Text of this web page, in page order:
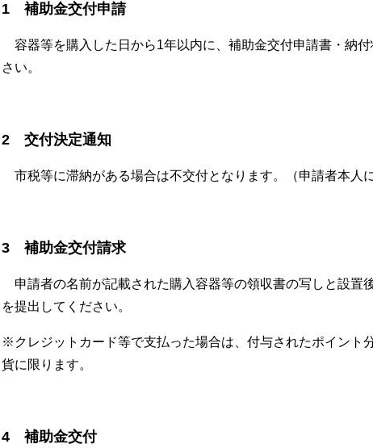
1 補助金交付申請
容器等を購入した日から1年以内に、補助金交付申請書・納
さい。
2 交付決定通知
市税等に滞納がある場合は不交付となります。（申請者本人に
3 補助金交付請求
申請者の名前が記載された購入容器等の領収書の写しと設置
を提出してください。
※クレジットカード等で支払った場合は、付与されたポイント
貨に限ります。
4 補助金交付